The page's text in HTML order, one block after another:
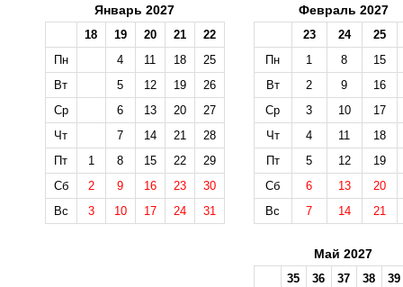
Январь 2027
18 19 20 21
22
Пн
4 11 18
25
Вт
5 12 19
26
Ср
6 13 20
27
Чт
7 14 21
28
Пт
1 8 15 22
29
Сб
2 9 16 23
30
Вс
3 10 17 24 31
Февраль 2027
23 24
25
Пн
1 8
15
Вт
2 9
16
Ср
3 10
17
Чт
4 11
18
Пт
5 12
19
Сб
6 13
20
Вс
7 14 21
Май 2027
35 36 37 38
39